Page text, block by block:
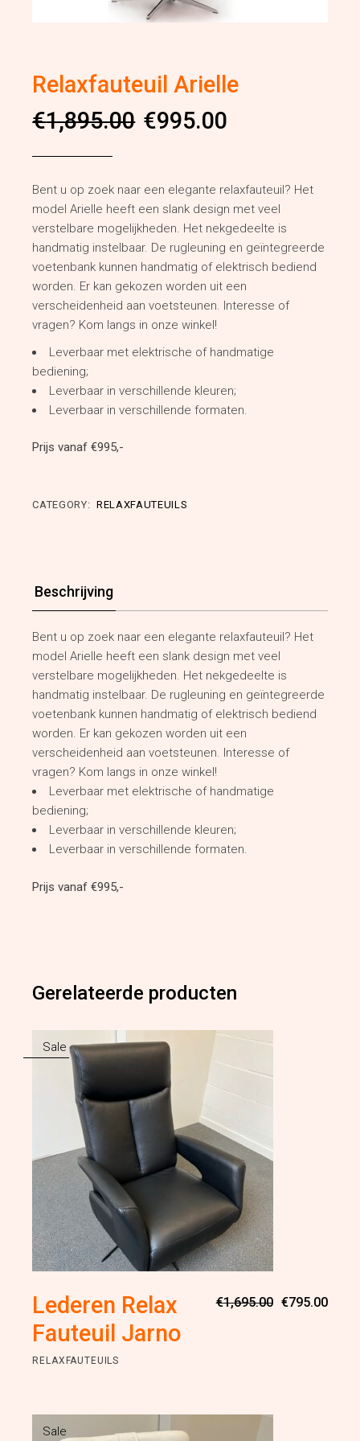
Relaxfauteuil Arielle
€1,895.00
Oorspronkelijke
prijs
was:
€1,895.00.
€995.00
Huidige
prijs
is:
€995.00.
Bent u op zoek naar een elegante relaxfauteuil? Het
model Arielle heeft een slank design met veel
verstelbare mogelijkheden. Het nekgedeelte is
handmatig instelbaar. De rugleuning en geïntegreerde
voetenbank kunnen handmatig of elektrisch bediend
worden. Er kan gekozen worden uit een
verscheidenheid aan voetsteunen. Interesse of
vragen? Kom langs in onze winkel!
Leverbaar met elektrische of handmatige
bediening;
Leverbaar in verschillende kleuren;
Leverbaar in verschillende formaten.
Prijs vanaf €995,-
CATEGORY: RELAXFAUTEUILS
Beschrijving
Bent u op zoek naar een elegante relaxfauteuil? Het
model Arielle heeft een slank design met veel
verstelbare mogelijkheden. Het nekgedeelte is
handmatig instelbaar. De rugleuning en geïntegreerde
voetenbank kunnen handmatig of elektrisch bediend
worden. Er kan gekozen worden uit een
verscheidenheid aan voetsteunen. Interesse of
vragen? Kom langs in onze winkel!
Leverbaar met elektrische of handmatige
bediening;
Leverbaar in verschillende kleuren;
Leverbaar in verschillende formaten.
Prijs vanaf €995,-
Gerelateerde producten
Sale
Lederen Relax
Fauteuil Jarno
€1,695.00
prijs
€795.00
prijs
RELAXFAUTEUILS
Sale